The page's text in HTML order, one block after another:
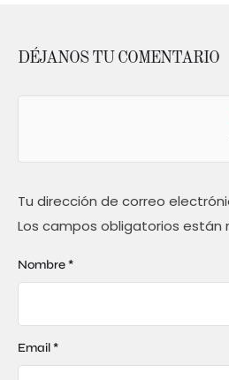
DÉJANOS TU COMENTARIO
Tu dirección de correo
Los campos obligatorios están
Nombre *
Email *